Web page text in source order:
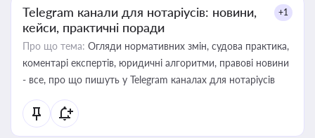
Telegram канали для нотаріусів: новини,
кейси, практичні поради
+1
Про що тема: Огляди нормативних змін, судова практика,
коментарі експертів, юридичні алгоритми, правові новини
- все, про що пишуть у Telegram каналах для нотаріусів